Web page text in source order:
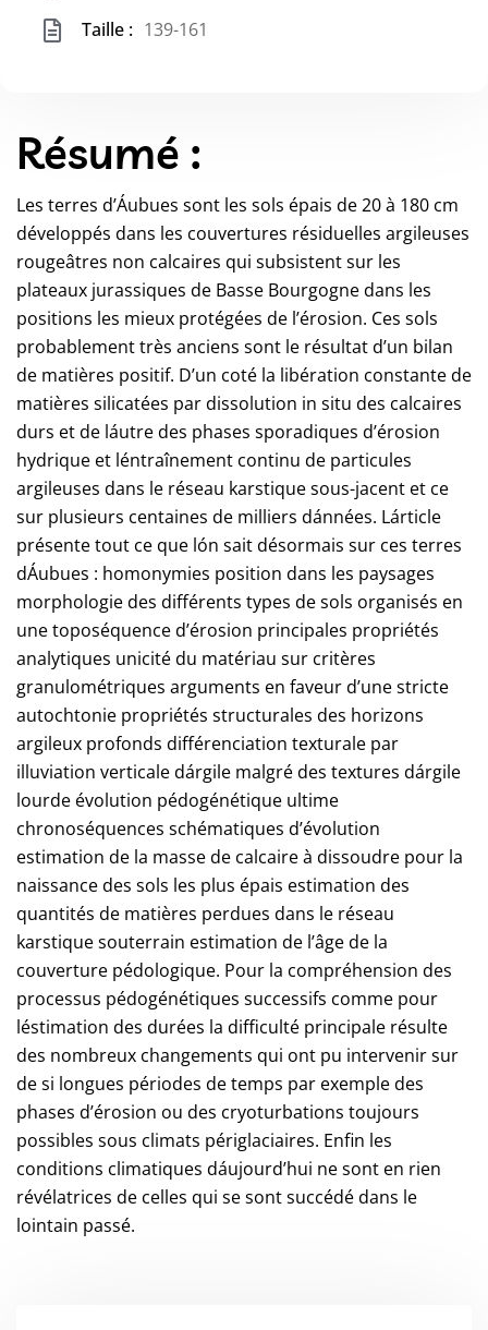
Taille : 139-161
Résumé :
Les terres d’Áubues sont les sols épais de 20 à 180 cm
développés dans les couvertures résiduelles argileuses
rougeâtres non calcaires qui subsistent sur les
plateaux jurassiques de Basse Bourgogne dans les
positions les mieux protégées de l’érosion. Ces sols
probablement très anciens sont le résultat d’un bilan
de matières positif. D’un coté la libération constante de
matières silicatées par dissolution in situ des calcaires
durs et de láutre des phases sporadiques d’érosion
hydrique et léntraînement continu de particules
argileuses dans le réseau karstique sous-jacent et ce
sur plusieurs centaines de milliers dánnées. Lárticle
présente tout ce que lón sait désormais sur ces terres
dÁubues : homonymies position dans les paysages
morphologie des différents types de sols organisés en
une toposéquence d’érosion principales propriétés
analytiques unicité du matériau sur critères
granulométriques arguments en faveur d’une stricte
autochtonie propriétés structurales des horizons
argileux profonds différenciation texturale par
illuviation verticale dárgile malgré des textures dárgile
lourde évolution pédogénétique ultime
chronoséquences schématiques d’évolution
estimation de la masse de calcaire à dissoudre pour la
naissance des sols les plus épais estimation des
quantités de matières perdues dans le réseau
karstique souterrain estimation de l’âge de la
couverture pédologique. Pour la compréhension des
processus pédogénétiques successifs comme pour
léstimation des durées la difficulté principale résulte
des nombreux changements qui ont pu intervenir sur
de si longues périodes de temps par exemple des
phases d’érosion ou des cryoturbations toujours
possibles sous climats périglaciaires. Enfin les
conditions climatiques dáujourd’hui ne sont en rien
révélatrices de celles qui se sont succédé dans le
lointain passé.